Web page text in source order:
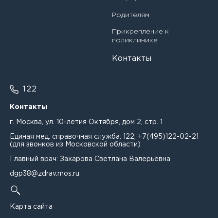
Родителям
Прикрепление к
поликлинике
Контакты
122
Контакты
г. Москва, ул. 10-летия Октября, дом 2, стр. 1
Единая мед. справочная служба: 122
+7(495)122-02-21
(для звонков из Московской области)
Главный врач: Захарова Светлана Валерьевна
dgp38@zdrav.mos.ru
Карта сайта
Гордеев Павел Александрович
Гордеева Елена Ильинична
Гуриева Ирина Казбековна
Гусейнова Альбина Джейхуновна
Медицинская сестра (медбрат) участковая
Рентгенолаборант
Старшая медицинская сестра (медбрат)
Фельдшер